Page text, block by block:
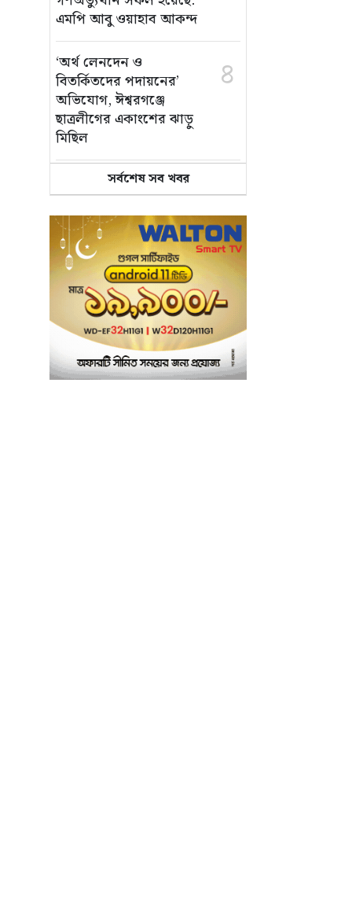
এমপি আবু ওয়াহাব আকন্দ
‘অর্থ লেনদেন ও
বিতর্কিতদের পদায়নের’
অভিযোগ, ঈশ্বরগঞ্জে
ছাত্রলীগের একাংশের ঝাড়ু
মিছিল
৪
মানসম্মত শিক্ষা নিশ্চিতে
শ্যামপুরে তৎপর শিক্ষা
অফিসার শাপলা খানম
৫
তাৎক্ষণিক খাদ্য পরীক্ষা
নিশ্চিত করবে ভ্রাম্যমাণ
পরীক্ষাগার: এস এম হুমায়ূন
কবির
৬
বাকৃবিতে মুখোমুখি দুই
আবাসিক হল, ভাঙচুরের
৭
সর্বশেষ সব খবর